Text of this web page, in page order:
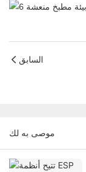
السابق
موصى به لك